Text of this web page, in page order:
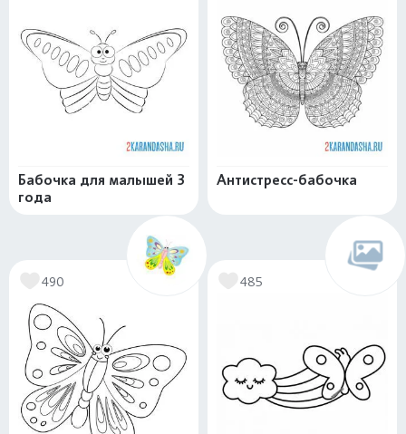
Бабочка для малышей 3
года
Антистресс-бабочка
490 485